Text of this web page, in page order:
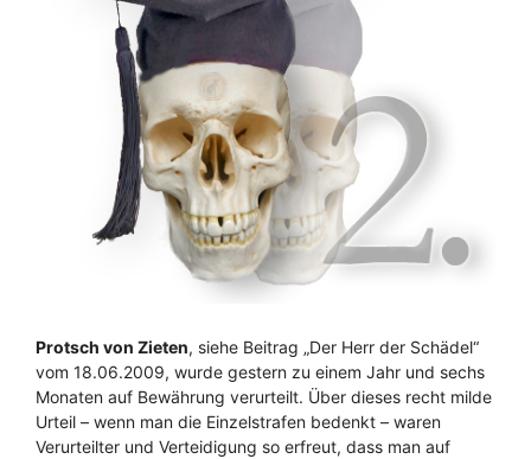
Protsch von Zieten, siehe Beitrag „Der Herr der Schädel“
vom 18.06.2009, wurde gestern zu einem Jahr und sechs
Monaten auf Bewährung verurteilt. Über dieses recht milde
Urteil – wenn man die Einzelstrafen bedenkt – waren
Verurteilter und Verteidigung so erfreut, dass man auf